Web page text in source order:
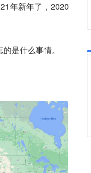
年新年了，2020
是什么事情。